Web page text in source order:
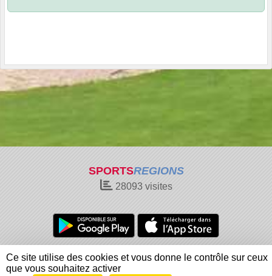
SPORTSREGIONS
28093visites
Charte cookies
Gestion des cookies
Informations légales
Signaler un contenu inapproprié
Ce site utilise des cookies et vous donne le contrôle sur ceux
que vous souhaitez activer